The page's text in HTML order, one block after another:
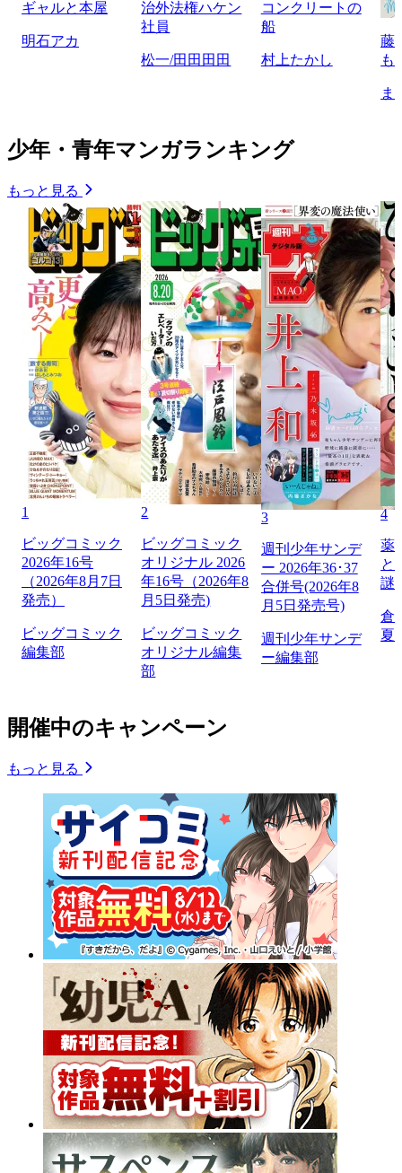
ギャルと本屋
明石アカ
治外法権ハケン
社員
松一/田田田田
コンクリートの
船
村上たかし
藤
も
ま
少年・青年マンガランキング
もっと見る
1
ビッグコミック
2026年16号
（2026年8月7日
発売）
ビッグコミック
編集部
2
ビッグコミック
オリジナル 2026
年16号（2026年8
月5日発売)
ビッグコミック
オリジナル編集
部
3
週刊少年サンデ
ー 2026年36･37
合併号(2026年8
月5日発売号)
週刊少年サンデ
ー編集部
4
薬
と
謎
倉
夏
開催中のキャンペーン
もっと見る